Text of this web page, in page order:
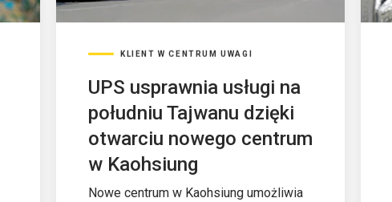
KLIENT W CENTRUM UWAGI
UPS usprawnia usługi na
południu Tajwanu dzięki
otwarciu nowego centrum
w Kaohsiung
Nowe centrum w Kaohsiung umożliwia